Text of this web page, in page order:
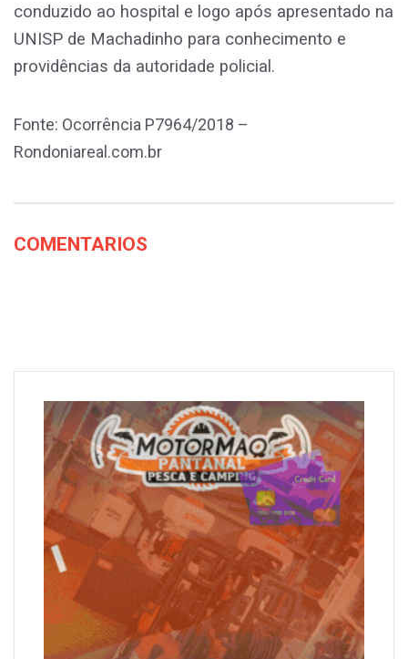
conduzido ao hospital e logo após apresentado na
UNISP de Machadinho para conhecimento e
providências da autoridade policial.
Fonte: Ocorrência P7964/2018 –
Rondoniareal.com.br
COMENTARIOS